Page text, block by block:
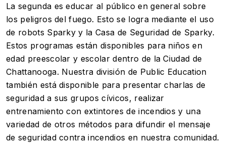
La segunda es educar al público en general sobre
los peligros del fuego. Esto se logra mediante el uso
de robots Sparky y la Casa de Seguridad de Sparky.
Estos programas están disponibles para niños en
edad preescolar y escolar dentro de la Ciudad de
Chattanooga. Nuestra división de Public Education
también está disponible para presentar charlas de
seguridad a sus grupos cívicos, realizar
entrenamiento con extintores de incendios y una
variedad de otros métodos para difundir el mensaje
de seguridad contra incendios en nuestra comunidad.